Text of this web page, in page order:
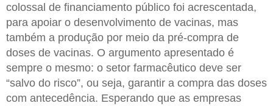
colossal de financiamento público foi acrescentada,
para apoiar o desenvolvimento de vacinas, mas
também a produção por meio da pré-compra de
doses de vacinas. O argumento apresentado é
sempre o mesmo: o setor farmacêutico deve ser
“salvo do risco”, ou seja, garantir a compra das doses
com antecedência. Esperando que as empresas